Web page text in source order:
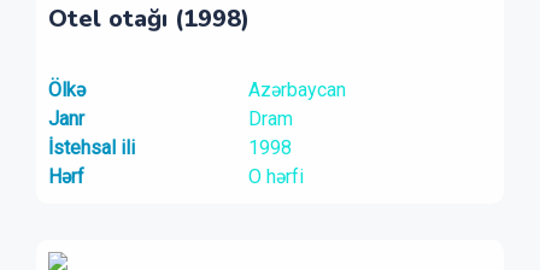
Otel otağı (1998)
Ölkə
Azərbaycan
Janr
Dram
İstehsal ili
1998
Hərf
O hərfi